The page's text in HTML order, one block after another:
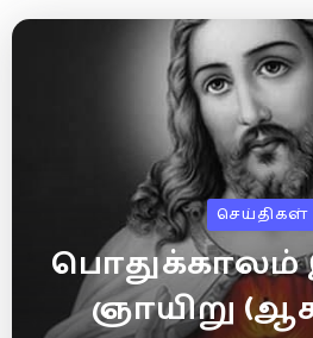
செய்திகள்
பொதுக்காலம்
ஞாயிறு